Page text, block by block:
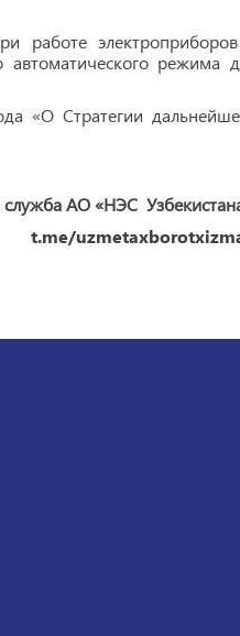
работе
автоматического режима
«О Стратегии
АО «НЭС
t.me/